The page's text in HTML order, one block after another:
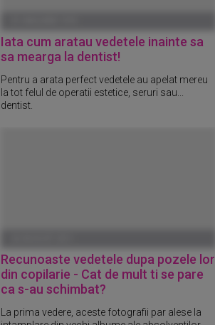
Iata cum aratau vedetele inainte sa
sa mearga la dentist!
Pentru a arata perfect vedetele au apelat mereu
la tot felul de operatii estetice, seruri sau...
dentist.
Recunoaste vedetele dupa pozele lor
din copilarie - Cat de mult ti se pare
ca s-au schimbat?
La prima vedere, aceste fotografii par alese la